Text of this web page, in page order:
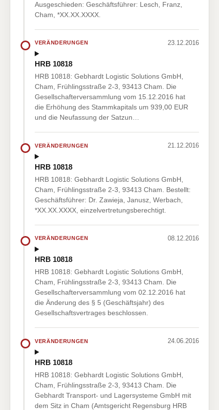
Ausgeschieden: Geschäftsführer: Lesch, Franz,
Cham, *XX.XX.XXXX.
VERÄNDERUNGEN 23.12.2016
HRB 10818
HRB 10818: Gebhardt Logistic Solutions GmbH,
Cham, Frühlingsstraße 2-3, 93413 Cham. Die
Gesellschafterversammlung vom 15.12.2016 hat
die Erhöhung des Stammkapitals um 939,00 EUR
und die Neufassung der Satzun…
VERÄNDERUNGEN 21.12.2016
HRB 10818
HRB 10818: Gebhardt Logistic Solutions GmbH,
Cham, Frühlingsstraße 2-3, 93413 Cham. Bestellt:
Geschäftsführer: Dr. Zawieja, Janusz, Werbach,
*XX.XX.XXXX, einzelvertretungsberechtigt.
VERÄNDERUNGEN 08.12.2016
HRB 10818
HRB 10818: Gebhardt Logistic Solutions GmbH,
Cham, Frühlingsstraße 2-3, 93413 Cham. Die
Gesellschafterversammlung vom 02.12.2016 hat
die Änderung des § 5 (Geschäftsjahr) des
Gesellschaftsvertrages beschlossen.
VERÄNDERUNGEN 24.06.2016
HRB 10818
HRB 10818: Gebhardt Logistic Solutions GmbH,
Cham, Frühlingsstraße 2-3, 93413 Cham. Die
Gebhardt Transport- und Lagersysteme GmbH mit
dem Sitz in Cham (Amtsgericht Regensburg HRB